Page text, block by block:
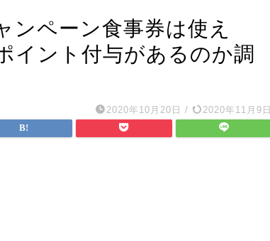
ンペーン食事券は使え
イント付与があるのか調
2020年10月20日 / 2020年11月9日